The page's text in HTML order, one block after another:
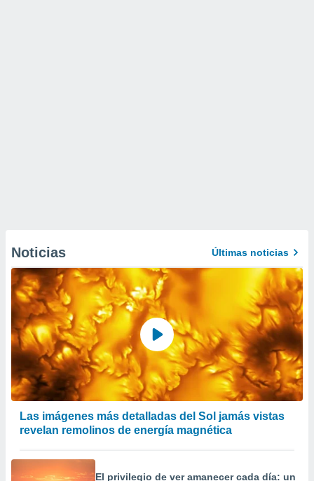
Noticias Últimas noticias
Las imágenes más detalladas del Sol jamás vistas
revelan remolinos de energía magnética
El privilegio de ver amanecer cada día: un